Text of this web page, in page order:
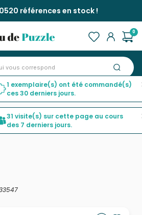
références en stock !
0
Unis et Canada>San Francisco
1 exemplaire(s) ont été commandé(s)
ces 30 derniers jours.
31 visite(s) sur cette page au cours
des 7 derniers jours.